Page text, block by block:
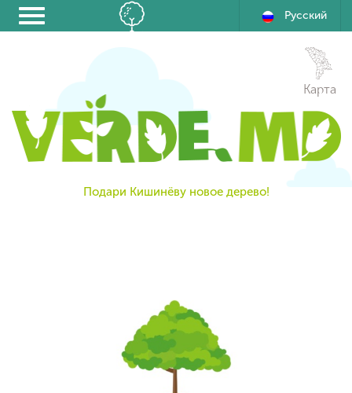
Русский
Подари Кишинёву новое дерево!
Карта